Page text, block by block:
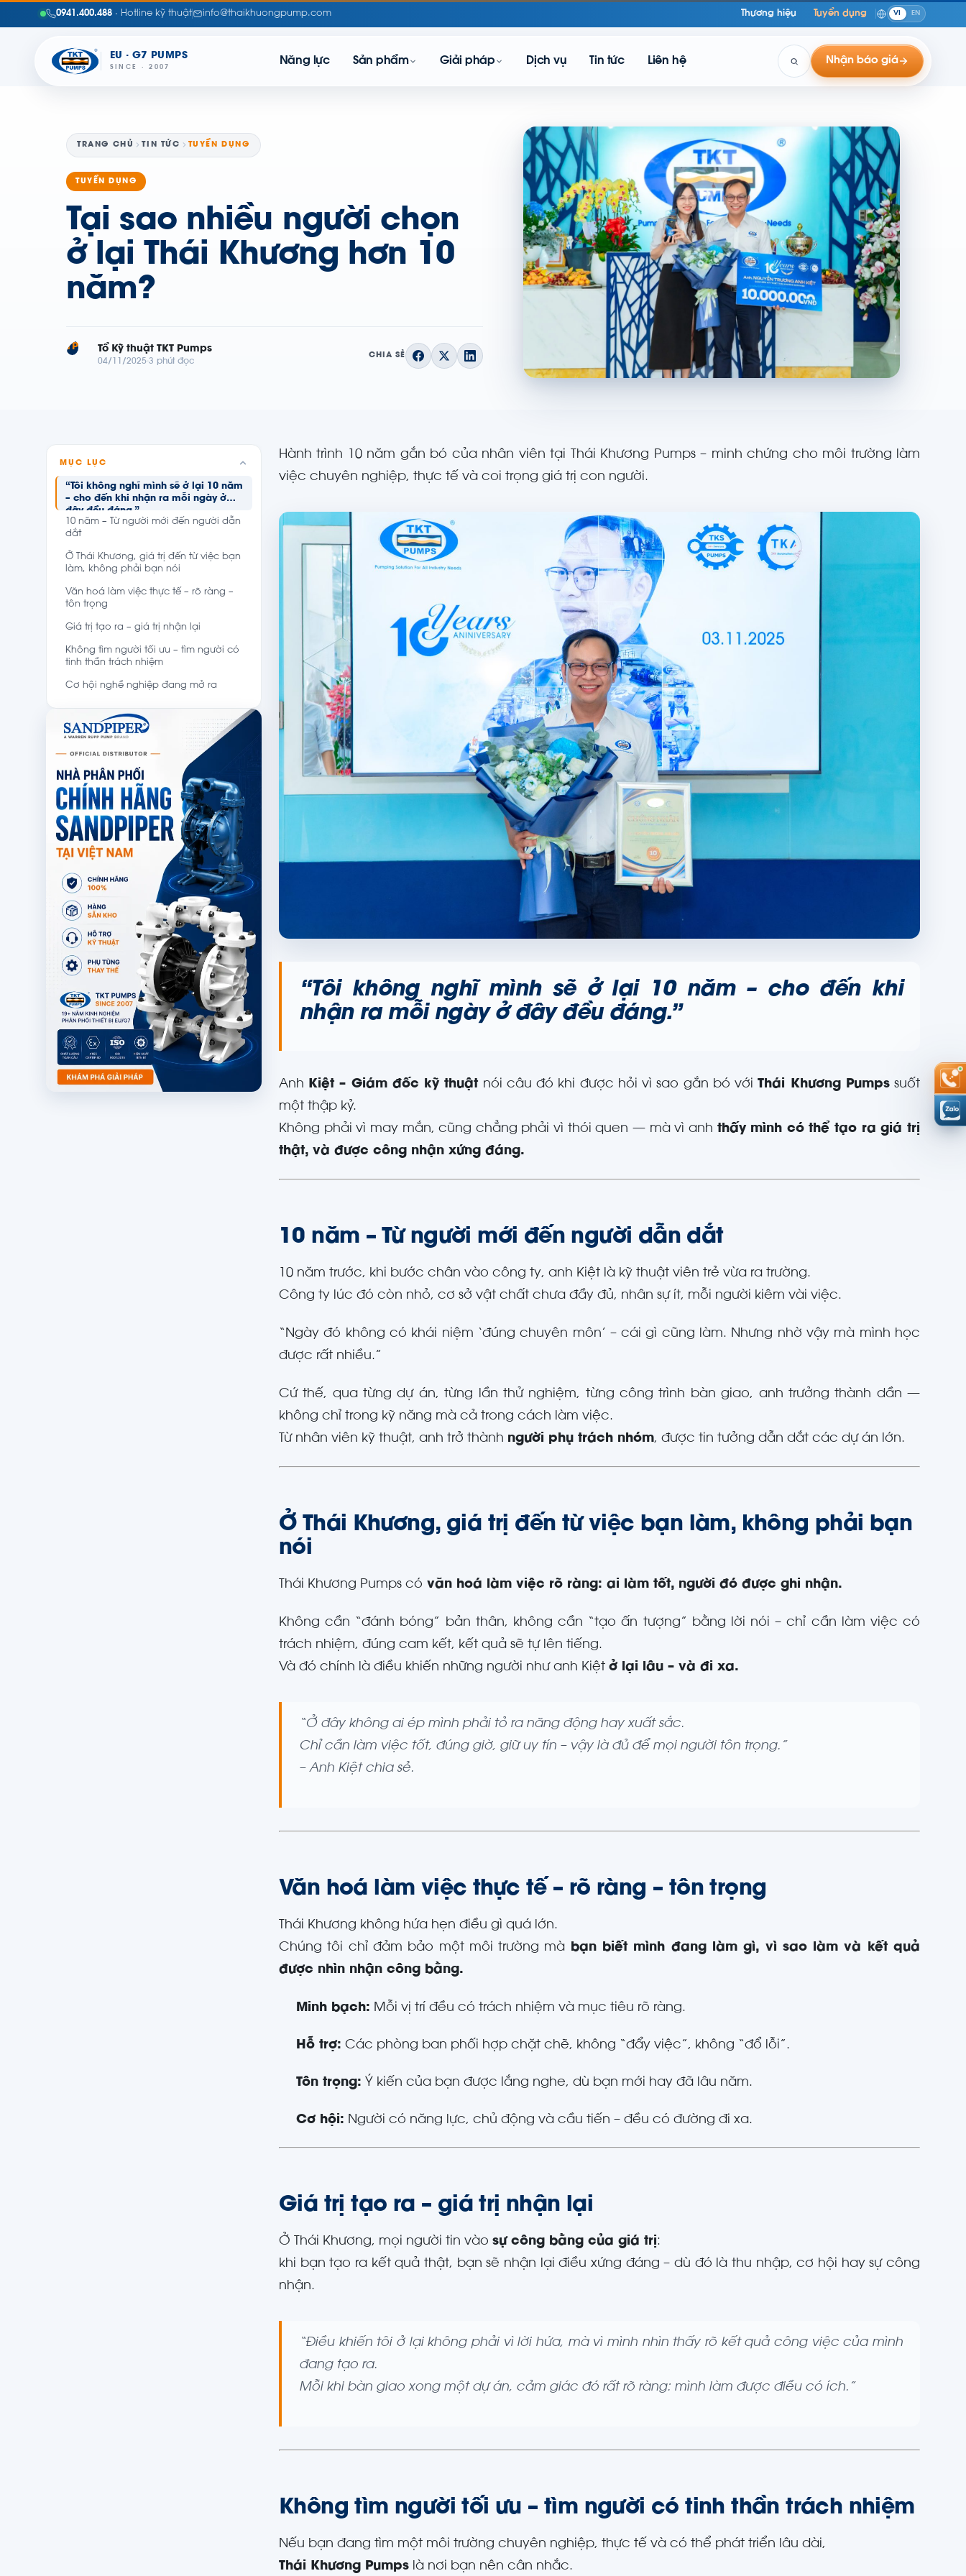
0941.400.488 · Hotline kỹ thuật info@thaikhuongpump.com Thương hiệu Tuyển dụng VI EN
EU · G7 PUMPS
SINCE · 2007
Năng lực Sản phẩm Giải pháp Dịch vụ Tin tức Liên hệ Nhận báo giá
TRANG CHỦ TIN TỨC TUYỂN DỤNG
TUYỂN DỤNG
Tại sao nhiều người chọn
ở lại Thái Khương hơn 10
năm?
TP Tổ Kỹ thuật TKT Pumps
04/11/2025 3 phút đọc
CHIA SẺ
MỤC LỤC
“Tôi không nghĩ mình sẽ ở lại 10 năm
– cho đến khi nhận ra mỗi ngày ở
đây đều đáng.”
10 năm – Từ người mới đến người dẫn
dắt
Ở Thái Khương, giá trị đến từ việc bạn
làm, không phải bạn nói
Văn hoá làm việc thực tế – rõ ràng –
tôn trọng
Giá trị tạo ra – giá trị nhận lại
Không tìm người tối ưu – tìm người có
tinh thần trách nhiệm
Cơ hội nghề nghiệp đang mở ra
Hành trình 10 năm gắn bó của nhân viên tại Thái Khương Pumps – minh chứng cho môi trường làm
việc chuyên nghiệp, thực tế và coi trọng giá trị con người.
“Tôi không nghĩ mình sẽ ở lại 10 năm – cho đến khi
nhận ra mỗi ngày ở đây đều đáng.”
Anh Kiệt – Giám đốc kỹ thuậtnói câu đó khi được hỏi vì sao gắn bó vớiThái Khương Pumpssuốt
một thập kỷ.
Không phải vì may mắn, cũng chẳng phải vì thói quen — mà vì anh thấy mình có thể tạo ra giá trị
thật, và được công nhận xứng đáng.
10 năm – Từ người mới đến người dẫn dắt
10 năm trước, khi bước chân vào công ty, anh Kiệt là kỹ thuật viên trẻ vừa ra trường.
Công ty lúc đó còn nhỏ, cơ sở vật chất chưa đầy đủ, nhân sự ít, mỗi người kiêm vài việc.
“Ngày đó không có khái niệm ‘đúng chuyên môn’ – cái gì cũng làm. Nhưng nhờ vậy mà mình học
được rất nhiều.”
Cứ thế, qua từng dự án, từng lần thử nghiệm, từng công trình bàn giao, anh trưởng thành dần —
không chỉ trong kỹ năng mà cả trong cách làm việc.
Từ nhân viên kỹ thuật, anh trở thành người phụ trách nhóm, được tin tưởng dẫn dắt các dự án lớn.
Ở Thái Khương, giá trị đến từ việc bạn làm, không phải bạn
nói
Thái Khương Pumps có văn hoá làm việc rõ ràng: ai làm tốt, người đó được ghi nhận.
Không cần “đánh bóng” bản thân, không cần “tạo ấn tượng” bằng lời nói – chỉ cần làm việc có
trách nhiệm, đúng cam kết, kết quả sẽ tự lên tiếng.
Và đó chính là điều khiến những người như anh Kiệt ở lại lâu – và đi xa.
“Ở đây không ai ép mình phải tỏ ra năng động hay xuất sắc.
Chỉ cần làm việc tốt, đúng giờ, giữ uy tín – vậy là đủ để mọi người tôn trọng.”
– Anh Kiệt chia sẻ.
Văn hoá làm việc thực tế – rõ ràng – tôn trọng
Thái Khương không hứa hẹn điều gì quá lớn.
Chúng tôi chỉ đảm bảo một môi trường mà bạn biết mình đang làm gì, vì sao làm và kết quả
được nhìn nhận công bằng.
Minh bạch: Mỗi vị trí đều có trách nhiệm và mục tiêu rõ ràng.
Hỗ trợ: Các phòng ban phối hợp chặt chẽ, không “đẩy việc”, không “đổ lỗi”.
Tôn trọng: Ý kiến của bạn được lắng nghe, dù bạn mới hay đã lâu năm.
Cơ hội: Người có năng lực, chủ động và cầu tiến – đều có đường đi xa.
Giá trị tạo ra – giá trị nhận lại
Ở Thái Khương, mọi người tin vào sự công bằng của giá trị:
khi bạn tạo ra kết quả thật, bạn sẽ nhận lại điều xứng đáng – dù đó là thu nhập, cơ hội hay sự công
nhận.
“Điều khiến tôi ở lại không phải vì lời hứa, mà vì mình nhìn thấy rõ kết quả công việc của mình
đang tạo ra.
Mỗi khi bàn giao xong một dự án, cảm giác đó rất rõ ràng: mình làm được điều có ích.”
Không tìm người tối ưu – tìm người có tinh thần trách nhiệm
Nếu bạn đang tìm một môi trường chuyên nghiệp, thực tế và có thể phát triển lâu dài,
Thái Khương Pumps là nơi bạn nên cân nhắc.